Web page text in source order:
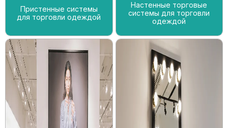
Пристенные системы
для торговли одеждой
Настенные торговые
системы для торговли
одеждой